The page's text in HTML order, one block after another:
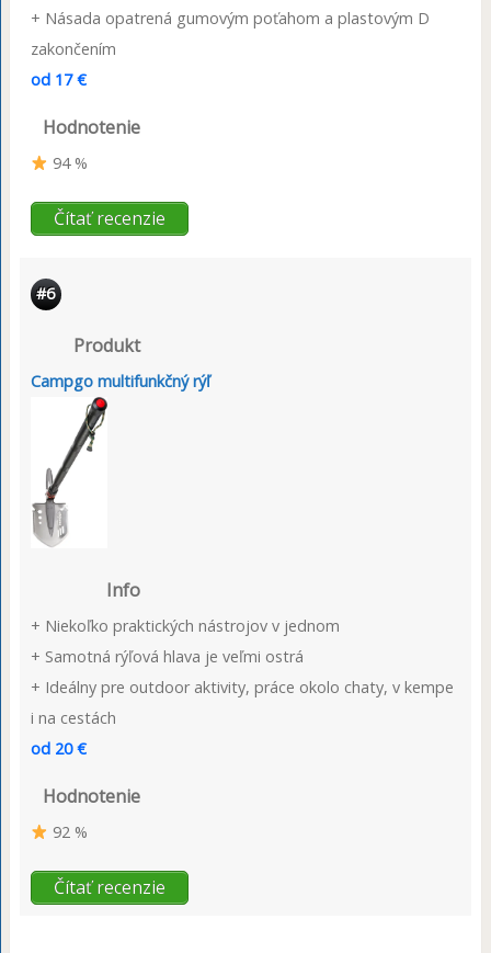
+ Násada opatrená gumovým poťahom a plastovým D
zakončením
od 17 €
Hodnotenie
94 %
Čítať recenzie
#6
Produkt
Campgo multifunkčný rýľ
Info
+ Niekoľko praktických nástrojov v jednom
+ Samotná rýľová hlava je veľmi ostrá
+ Ideálny pre outdoor aktivity, práce okolo chaty, v kempe
i na cestách
od 20 €
Hodnotenie
92 %
Čítať recenzie